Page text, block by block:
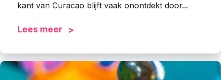
kant van Curacao blijft vaak onontdekt door...
Lees meer